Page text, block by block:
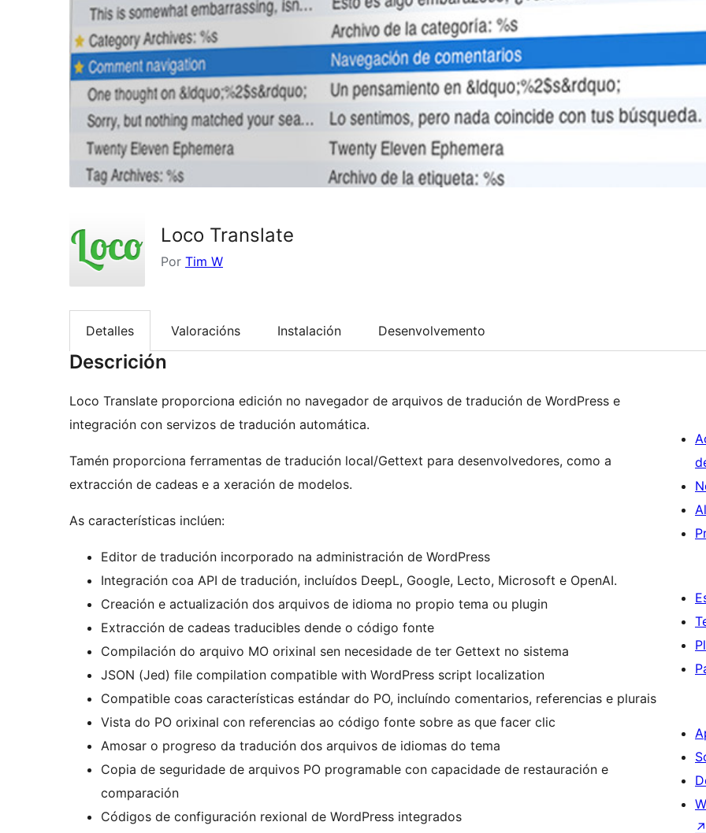
Loco Translate
Por Tim W
Detalles Valoracións Instalación Desenvolvemento
Descrición
Loco Translate proporciona edición no navegador de arquivos de tradución de WordPress e
integración con servizos de tradución automática.
Tamén proporciona ferramentas de tradución local/Gettext para desenvolvedores, como a
extracción de cadeas e a xeración de modelos.
As características inclúen:
Editor de tradución incorporado na administración de WordPress
Integración coa API de tradución, incluídos DeepL, Google, Lecto, Microsoft e OpenAI.
Creación e actualización dos arquivos de idioma no propio tema ou plugin
Extracción de cadeas traducibles dende o código fonte
Compilación do arquivo MO orixinal sen necesidade de ter Gettext no sistema
JSON (Jed) file compilation compatible with WordPress script localization
Compatible coas características estándar do PO, incluíndo comentarios, referencias e plurais
Vista do PO orixinal con referencias ao código fonte sobre as que facer clic
Amosar o progreso da tradución dos arquivos de idiomas do tema
Copia de seguridade de arquivos PO programable con capacidade de restauración e
comparación
Códigos de configuración rexional de WordPress integrados
↗